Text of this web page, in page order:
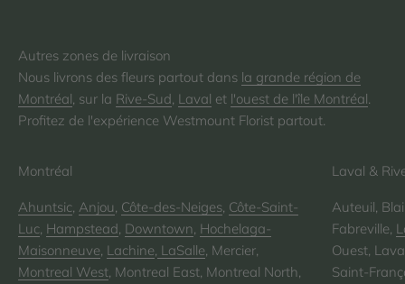
Nous livrons des fleurs partout dans la grande région de
Montréal, sur la Rive-Sud, Laval et l'ouest de l'île Montréal.
Profitez de l'expérience Westmount Florist partout.
Montréal
Ahuntsic, Anjou, Côte-des-Neiges, Côte-Saint-
Luc, Hampstead, Downtown, Hochelaga-
Maisonneuve, Lachine, LaSalle, Mercier,
Montreal West, Montreal East, Montreal North,
Laval &
Auteuil,
Fabreville,
Ouest,
Saint-